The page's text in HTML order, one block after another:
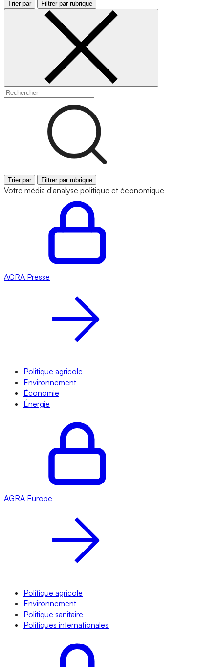
Trier par Filtrer par rubrique
Trier par Filtrer par rubrique
Votre média d'analyse politique et économique
AGRA Presse
Politique agricole
Environnement
Économie
Énergie
AGRA Europe
Politique agricole
Environnement
Politique sanitaire
Politiques internationales